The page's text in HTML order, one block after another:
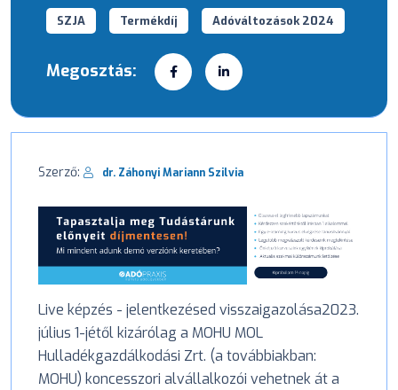
SZJA Termékdíj Adóváltozások 2024
Megosztás:
Szerző: dr. Záhonyi Mariann Szilvia
Live képzés - jelentkezésed visszaigazolása2023.
július 1-jétől kizárólag a MOHU MOL
Hulladékgazdálkodási Zrt. (a továbbiakban:
MOHU) koncesszori alvállalkozói vehetnek át a